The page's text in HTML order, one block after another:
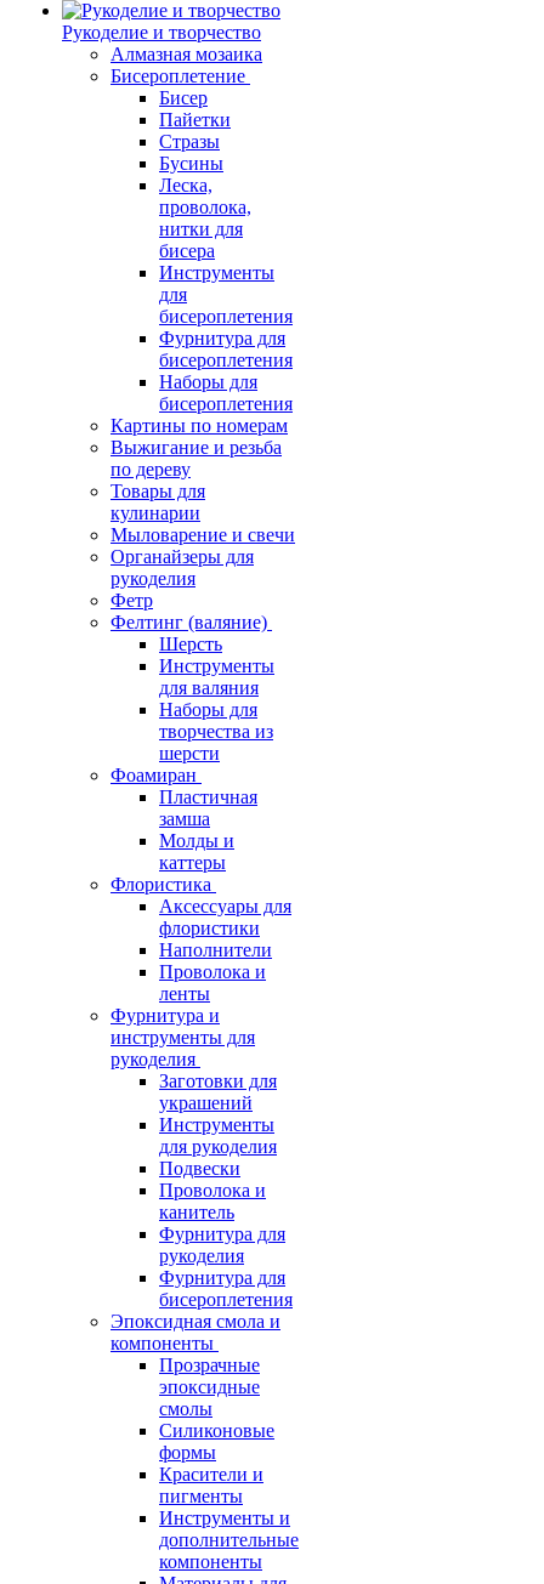
Рукоделие и творчество
Алмазная мозаика
Бисероплетение
Бисер
Пайетки
Стразы
Бусины
Леска,
проволока,
нитки для
бисера
Инструменты
для
бисероплетения
Фурнитура для
бисероплетения
Наборы для
бисероплетения
Картины по номерам
Выжигание и резьба
по дереву
Товары для
кулинарии
Мыловарение и свечи
Органайзеры для
рукоделия
Фетр
Фелтинг (валяние)
Шерсть
Инструменты
для валяния
Наборы для
творчества из
шерсти
Фоамиран
Пластичная
замша
Молды и
каттеры
Флористика
Аксессуары для
флористики
Наполнители
Проволока и
ленты
Фурнитура и
инструменты для
рукоделия
Заготовки для
украшений
Инструменты
для рукоделия
Подвески
Проволока и
канитель
Фурнитура для
рукоделия
Фурнитура для
бисероплетения
Эпоксидная смола и
компоненты
Прозрачные
эпоксидные
смолы
Силиконовые
формы
Красители и
пигменты
Инструменты и
дополнительные
компоненты